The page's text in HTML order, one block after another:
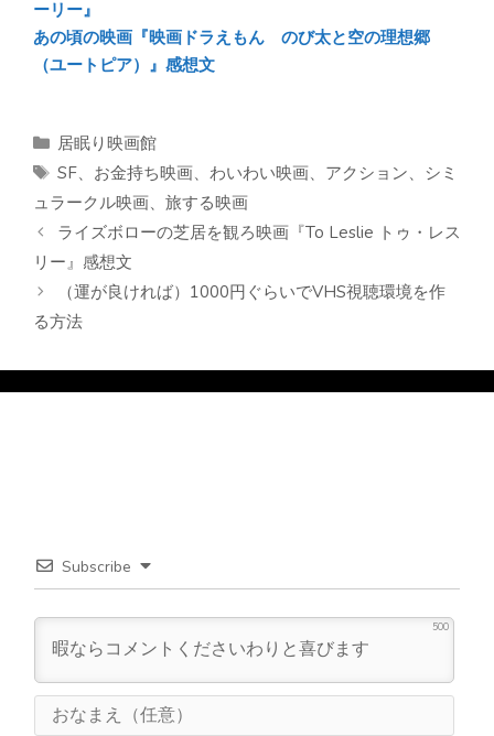
ーリー』
あの頃の映画『映画ドラえもん のび太と空の理想郷
（ユートピア）』感想文
カ
テ
リ
ー
居眠り映画館
タ
グ
SF、 お金持ち映画、 わいわい映画、 アクション、 シミ
ュラークル映画、 旅する映画
ライズボローの芝居を観ろ映画『To Leslie トゥ・レス
リー』感想文
（運が良ければ）1000円ぐらいでVHS視聴環境を作
る方法
Subscribe
500